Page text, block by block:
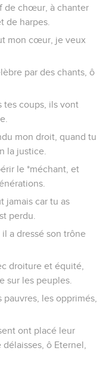
de chœur, à chanter
de harpes.
mon cœur, je veux
par des chants, ô
tes coups, ils vont
mon droit, quand tu
la justice.
le *méchant, et
jamais car tu as
perdu.
a dressé son trône
droiture et équité,
sur les peuples.
les opprimés,
ont placé leur
ô Eternel,